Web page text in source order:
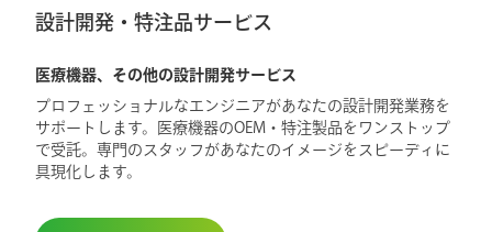
設計開発・特注品サービス
医療機器、その他の設計開発サービス
プロフェッショナルなエンジニアがあなたの設計開発業務を
サポートします。医療機器のOEM・特注製品をワンストップ
で受託。専門のスタッフがあなたのイメージをスピーディに
具現化します。